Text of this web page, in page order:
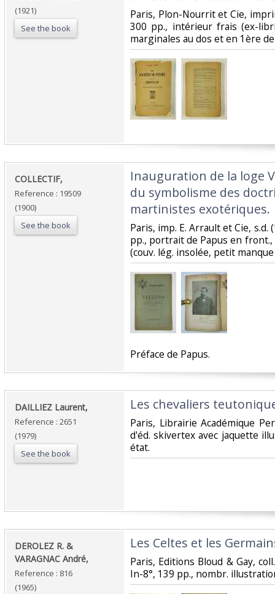
(1921)
See the book
‎Paris, Plon-Nourrit et Cie,
300 pp., intérieur frais (ex-
marginales au dos et en 1ère
‎COLLECTIF,‎
Reference : 19509
(1900)
See the book
‎Inauguration de la loge
du symbolisme des
martinistes exotériques.‎
‎Paris, imp. E. Arrault et Cie, s.d.
pp., portrait de Papus en
(couv. lég. insolée, petit
‎Préface de Papus. ‎
‎DAILLIEZ Laurent,‎
Reference : 2651
(1979)
See the book
‎Les chevaliers
‎Paris, Librairie Académique
d'éd. skivertex avec jaquette
état.‎
‎DEROLEZ R. &
VARAGNAC André,‎
Reference : 816
(1965)
‎Les Celtes et les
‎Paris, Editions Bloud & Gay,
In-8°, 139 pp., nombr.